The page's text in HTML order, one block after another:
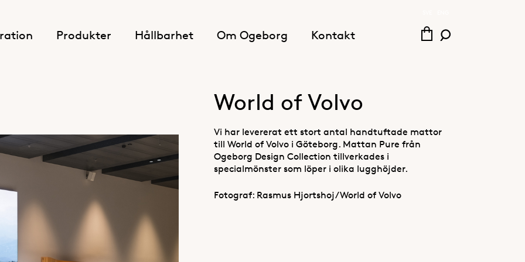
Produkter Hållbarhet Om Ogeborg Kontakt
World of Volvo
Vi har levererat ett stort antal handtuftade mattor
till World of Volvo i Göteborg. Mattan Pure från
Ogeborg Design Collection tillverkades i
specialmönster som löper i olika lugghöjder.
Fotograf: Rasmus Hjortshoj/World of Volvo